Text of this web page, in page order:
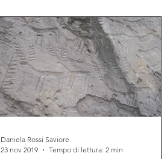
Leggende Santi e Bibbia
Daniela Rossi Saviore
23 nov 2019
Tempo di lettura: 2 min